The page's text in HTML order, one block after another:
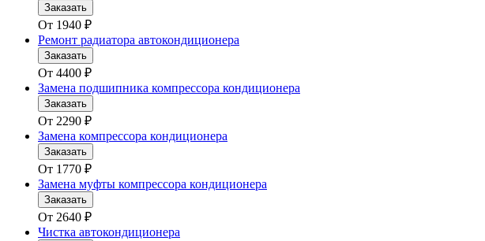
Заказать
От 1940 ₽
Ремонт радиатора автокондиционера
Заказать
От 4400 ₽
Замена подшипника компрессора кондиционера
Заказать
От 2290 ₽
Замена компрессора кондиционера
Заказать
От 1770 ₽
Замена муфты компрессора кондиционера
Заказать
От 2640 ₽
Чистка автокондиционера